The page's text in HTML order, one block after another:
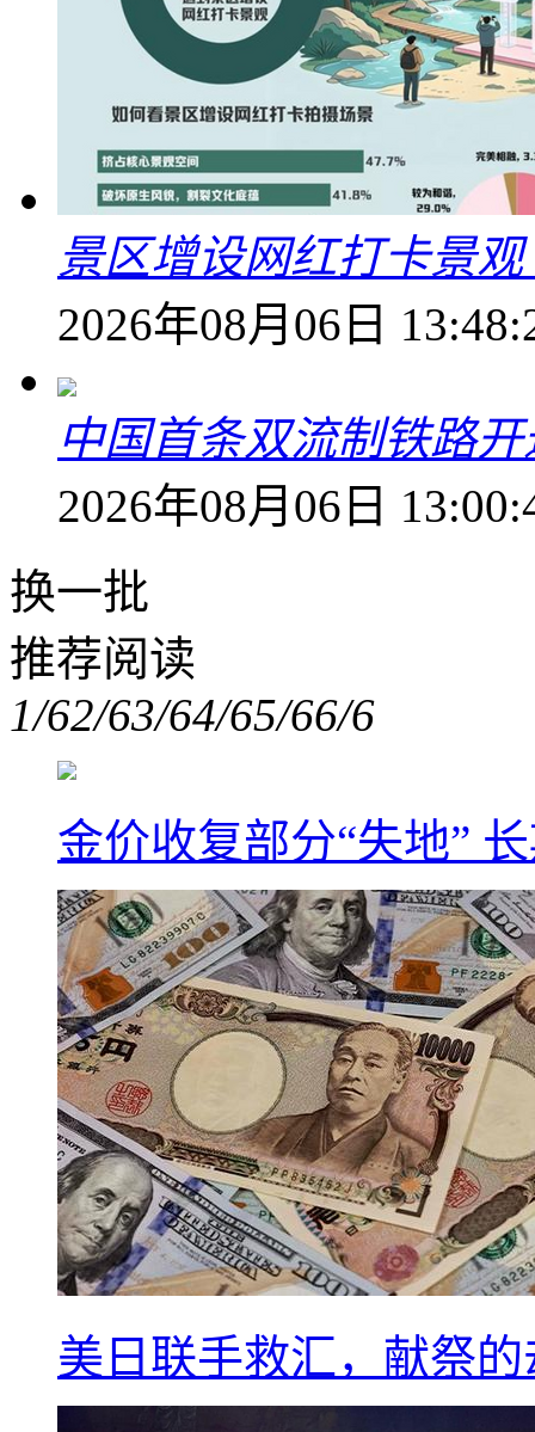
景区增设网红打卡景
2026年08月06日
中国首条双流制铁路
2026年08月06日
换一批
推荐阅读
1/62/63/64/65/66/6
金价收复部分“失地”
美日联手救汇，献祭